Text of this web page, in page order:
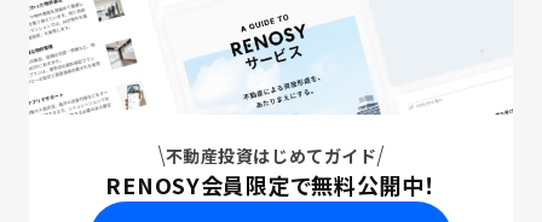
不動産投資はじめてガイド
RENOSY会員限定で無料公開中！